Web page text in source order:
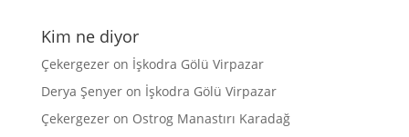
Kim ne diyor
Çekergezeron İşkodra Gölü Virpazar
Derya Şenyeron İşkodra Gölü Virpazar
Çekergezeron Ostrog Manastırı Karadağ